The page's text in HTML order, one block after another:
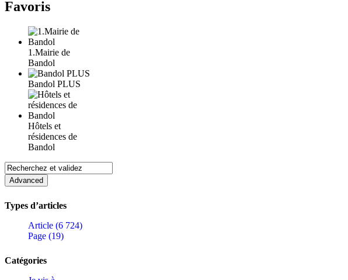
Favoris
1.Mairie de
Bandol
Bandol PLUS
Hôtels et
résidences de
Bandol
Types d’articles
Article (6 724)
Page (19)
Catégories